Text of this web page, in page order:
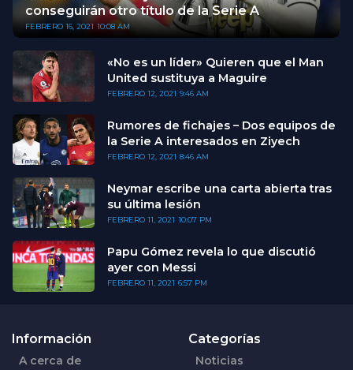
conseguirán otro título de la Serie A
FEBRERO 16, 2021 10:08 AM
«No es un líder» Quieren que el Man
United sustituya a Maguire
FEBRERO 12, 2021 9:46 AM
Rumores de fichajes – Dos equipos de
la Serie A interesados en Ziyech
FEBRERO 12, 2021 8:46 AM
Neymar escribe una carta abierta tras
su última lesión
FEBRERO 11, 2021 10:07 PM
Papu Gómez revela lo que discutió
ayer con Messi
FEBRERO 11, 2021 6:57 PM
Información
A cerca de
Categorías
Noticias